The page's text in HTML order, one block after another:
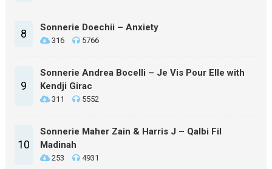
8 Sonnerie Doechii – Anxiety
316 5766
9
Sonnerie Andrea Bocelli – Je Vis Pour Elle with
Kendji Girac
311 5552
10
Sonnerie Maher Zain & Harris J – Qalbi Fil
Madinah
253 4931